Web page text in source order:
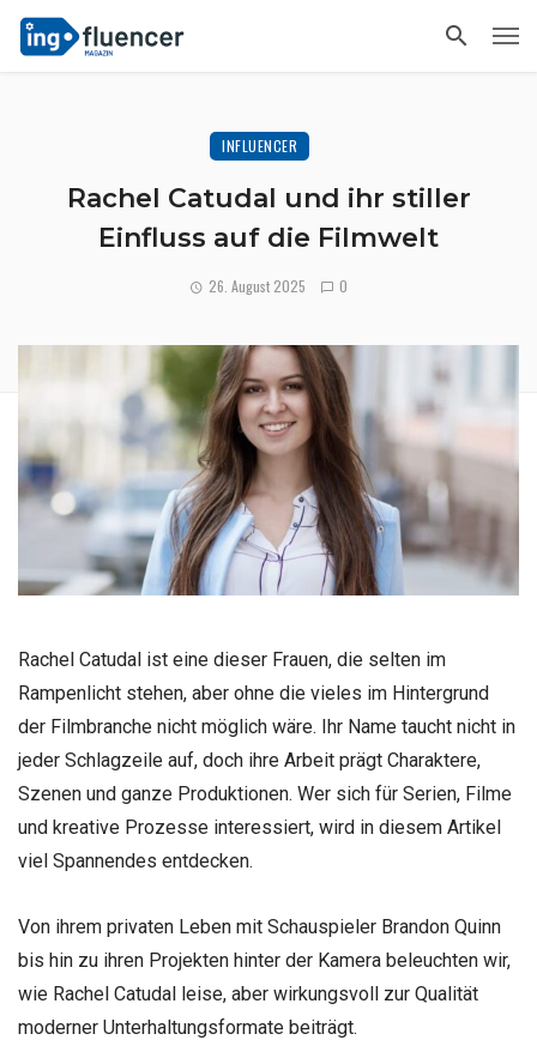
INFLUENCER
Rachel Catudal und ihr stiller
Einfluss auf die Filmwelt
26. August 2025 0
Rachel Catudal ist eine dieser Frauen, die selten im
Rampenlicht stehen, aber ohne die vieles im Hintergrund
der Filmbranche nicht möglich wäre. Ihr Name taucht nicht in
jeder Schlagzeile auf, doch ihre Arbeit prägt Charaktere,
Szenen und ganze Produktionen. Wer sich für Serien, Filme
und kreative Prozesse interessiert, wird in diesem Artikel
viel Spannendes entdecken.
Von ihrem privaten Leben mit Schauspieler Brandon Quinn
bis hin zu ihren Projekten hinter der Kamera beleuchten wir,
wie Rachel Catudal leise, aber wirkungsvoll zur Qualität
moderner Unterhaltungsformate beiträgt.